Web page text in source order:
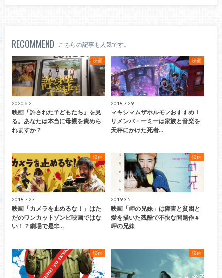
RECOMMEND こちらの記事も人気です。
映画
2020.6.2
映画「許された子どもたち」を見
る。あなたは本当に母親を責めら
れますか？
映画
2018.7.29
マキシマムザホルモンおすすめ！
リメンバ・ーミーは家族と音楽を
天秤にかけた死者…
映画
2018.7.27
映画「カメラを止めるな！」はた
だのワンカットゾンビ映画ではな
い！？劇場で是非…
映画
2019.3.5
映画「岬の兄妹」は障害と貧困と
愛を描いた残酷で不快な問題作 #
岬の兄妹
映画 映画